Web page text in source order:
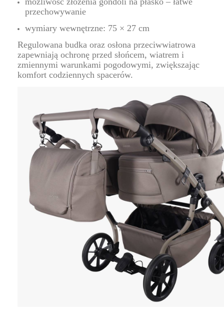
przechowywanie
wymiary wewnętrzne: 75 × 27 cm
Regulowana budka oraz osłona przeciwwiatrowa
zapewniają ochronę przed słońcem, wiatrem i
zmiennymi warunkami pogodowymi, zwiększając
komfort codziennych spacerów.